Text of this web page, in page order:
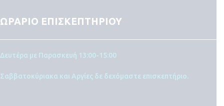
ΩΡΑΡΙΟ ΕΠΙΣΚΕΠΤΗΡΙΟΥ
Δευτέρα με Παρασκευή 13:00-15:00
Σαββατοκύριακα και Αργίες δε δεχόμαστε επισκεπτήριο.